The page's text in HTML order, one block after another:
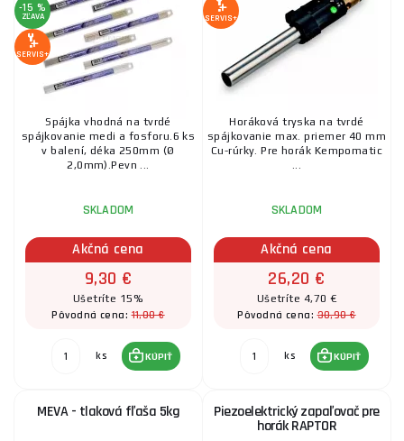
Spájka na tvrdé pájení železa 24 ks
SKLADOM u dodávateľa ks KÚPIŤ
Spájka na tvrdé pájení mosazi 6 ks
Spájka na tvrdé pájení mědi/fosforu 6ks
SKLADOM KÚPIŤ 9,30 €
36,70 €
-15 %
ZĽAVA
SERVIS+
Spájka vhodná na tvrdé
spájkovanie medi a fosforu.6 ks
v balení, déka 250mm (Ø
2,0mm).Pevn ...
SKLADOM
Akčná cena
9,30 €
Ušetríte 15%
Pôvodná cena:11,00 €
ks KÚPIŤ
SERVIS+
Horáková tryska na tvrdé
spájkovanie max. priemer 40 mm
Cu-rúrky. Pre horák Kempomatic
...
SKLADOM
Akčná cena
26,20 €
Ušetríte 4,70 €
Pôvodná cena:30,90 €
ks KÚPIŤ
MEVA - tlaková fľaša 5kg Piezoelektrický zapaľovač pre
horák RAPTOR